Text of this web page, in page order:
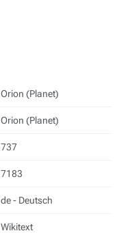
Orion (Planet)
Orion (Planet)
737
7183
de - Deutsch
Wikitext